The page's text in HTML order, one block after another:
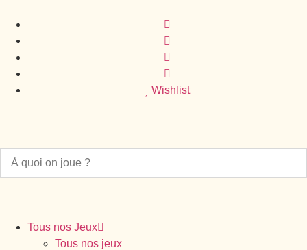
Wishlist
Tous nos Jeux
Tous nos jeux